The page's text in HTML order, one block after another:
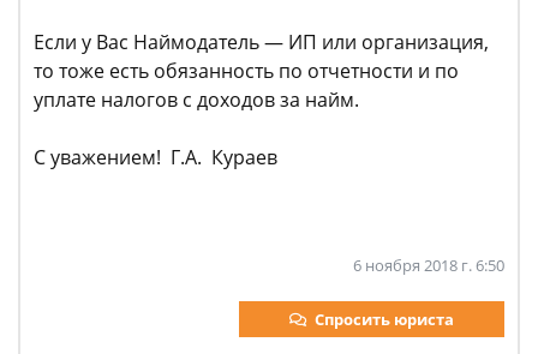
Если у Вас Наймодатель — ИП или организация,
то тоже есть обязанность по отчетности и по
уплате налогов с доходов за найм.
С уважением! Г.А. Кураев
6 ноября 2018 г. 6:50
Спросить юриста